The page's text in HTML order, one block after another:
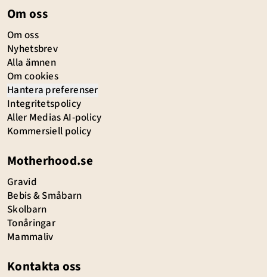
Om oss
Om oss
Nyhetsbrev
Alla ämnen
Om cookies
Hantera preferenser
Integritetspolicy
Aller Medias AI-policy
Kommersiell policy
Motherhood.se
Gravid
Bebis & Småbarn
Skolbarn
Tonåringar
Mammaliv
Kontakta oss